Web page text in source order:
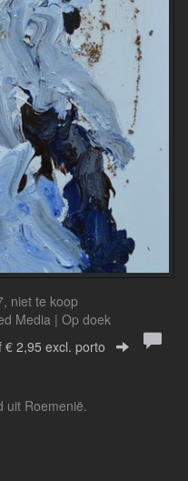
niet te koop
Media | Op doek
€ 2,95 excl. porto
uit Roemenië.